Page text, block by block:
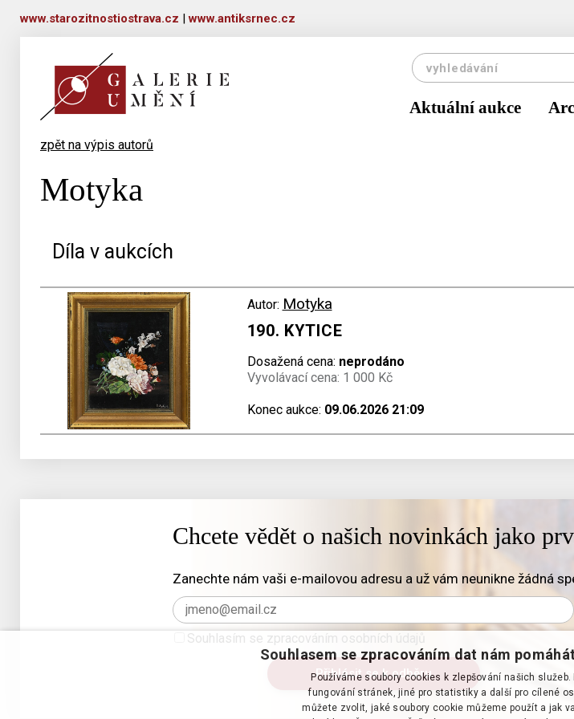
www.starozitnostiostrava.cz |www.antiksrnec.cz
Aktuální aukce
zpět na výpis autorů
Motyka
Díla v aukcích
Autor: Motyka
190. KYTICE
Dosažená cena: neprodáno
Vyvolávací cena: 1 000 Kč
Konec aukce: 09.06.2026 21:09
Chcete vědět o našich novinkách jako
Zanechte nám vaši e-mailovou adresu a už vám neunikne žádná
Souhlasím se zpracováním osobních údajů
Souhlasem se zpracováním dat nám
Používáme soubory cookies k zlepšování našich
fungování stránek, jiné pro statistiky a další pro cílené
můžete zvolit, jaké soubory cookie můžeme použít a jak